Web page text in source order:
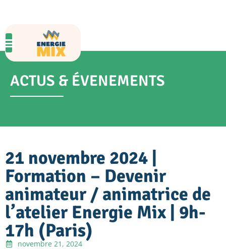
ACTUS & ÉVENEMENTS
21 novembre 2024 |
Formation – Devenir
animateur / animatrice de
l’atelier Energie Mix | 9h-
17h (Paris)
novembre 21, 2024